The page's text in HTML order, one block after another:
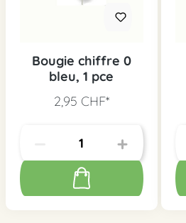
Bougie chiffre 0
bleu, 1 pce
2,95 CHF*